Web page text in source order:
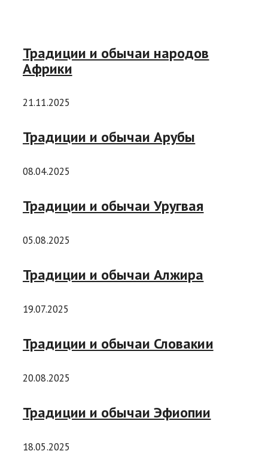
Традиции и обычаи народов
Африки
21.11.2025
Традиции и обычаи Арубы
08.04.2025
Традиции и обычаи Уругвая
05.08.2025
Традиции и обычаи Алжира
19.07.2025
Традиции и обычаи Словакии
20.08.2025
Традиции и обычаи Эфиопии
18.05.2025